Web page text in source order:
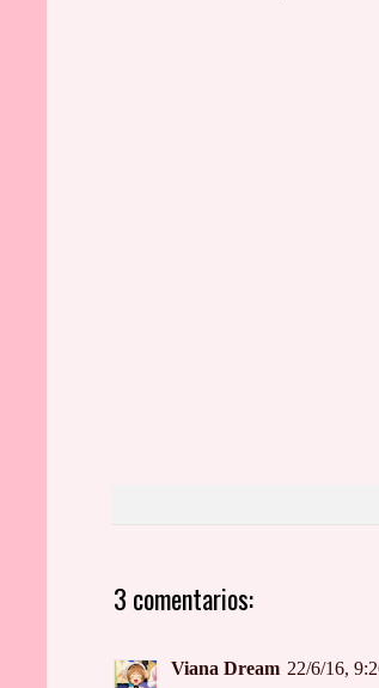
3 comentarios:
Viana Dream 22/6/16,